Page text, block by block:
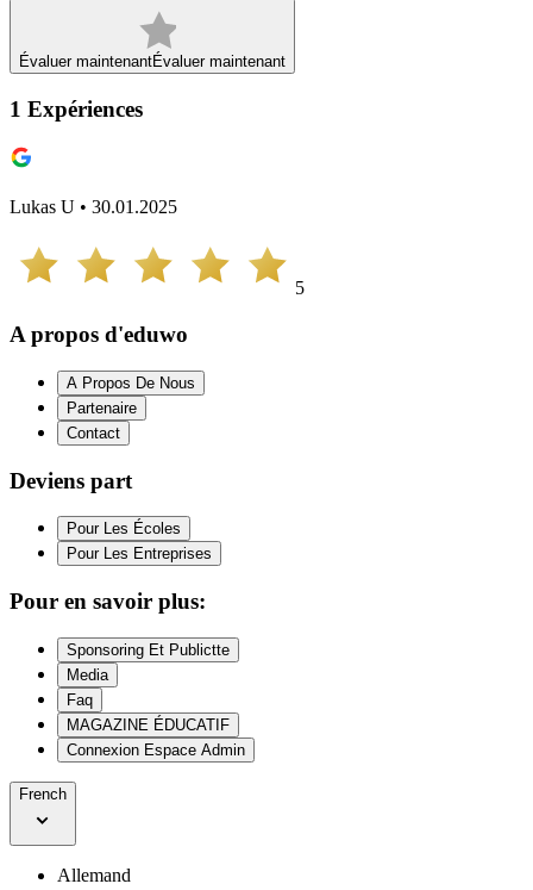
Évaluer maintenantÉvaluer maintenant
1 Expériences
Lukas U • 30.01.2025
5
A propos d'eduwo
A Propos De Nous
Partenaire
Contact
Deviens part
Pour Les Écoles
Pour Les Entreprises
Pour en savoir plus:
Sponsoring Et Publictte
Media
Faq
MAGAZINE ÉDUCATIF
Connexion Espace Admin
French
Allemand